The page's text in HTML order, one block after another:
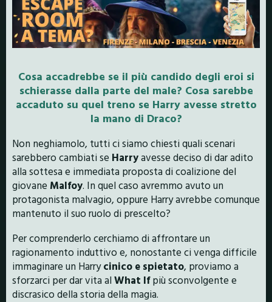
Cosa accadrebbe se il più candido degli eroi si
schierasse dalla parte del male? Cosa sarebbe
accaduto su quel treno se Harry avesse stretto
la mano di Draco?
Non neghiamolo, tutti ci siamo chiesti quali scenari
sarebbero cambiati se Harryavesse deciso di dar adito
alla sottesa e immediata proposta di coalizione del
giovane Malfoy. In quel caso avremmo avuto un
protagonista malvagio, oppure Harry avrebbe comunque
mantenuto il suo ruolo di prescelto?
Per comprenderlo cerchiamo di affrontare un
ragionamento induttivo e, nonostante ci venga difficile
immaginare un Harrycinico e spietato, proviamo a
sforzarci per dar vita al What Ifpiù sconvolgente e
discrasico della storia della magia.